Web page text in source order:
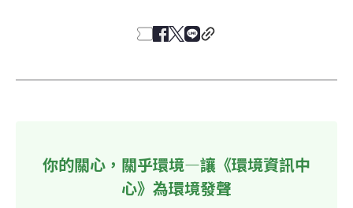
你的關心，關乎環境—讓《環境資訊中
心》為環境發聲